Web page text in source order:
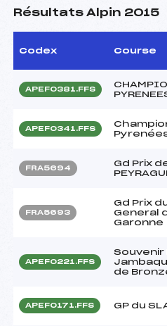
Résultats Alpin 2015
Codex Course
APEF0381.FFS
APEF0341.FFS
FRA5694
Gd Prix
FRA5693
Gd Prix
General
Garonne
APEF0221.FFS
Souvenir
de
APEF0171.FFS GP du